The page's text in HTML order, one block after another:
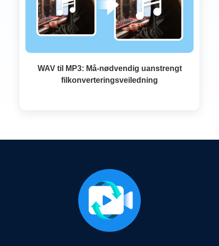
WAV til MP3: Må-nødvendig uanstrengt
filkonverteringsveiledning